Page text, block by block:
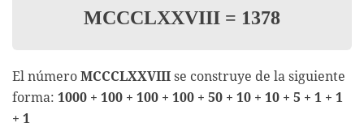
MCCCLXXVIII = 1378
El número MCCCLXXVIII se construye de la siguiente
forma: 1000 + 100 + 100 + 100 + 50 + 10 + 10 + 5 + 1 + 1
+ 1